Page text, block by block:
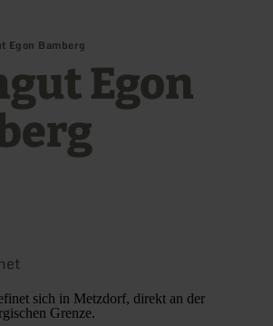
Egon Bamberg
Egon
sich in Metzdorf, direkt an der
Grenze.